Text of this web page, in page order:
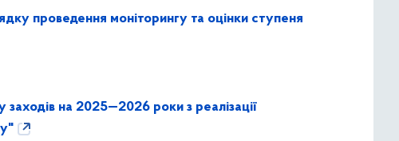
проведення моніторингу та оцінки ступеня
на 2025—2026 роки з реалізації